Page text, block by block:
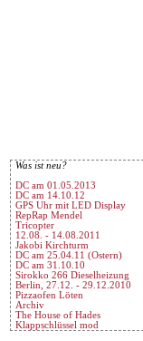
Was ist neu?
DC am 01.05.2013
DC am 14.10.12
GPS Uhr mit LED Display
RepRap Mendel
Tricopter
12.08. - 14.08.2011
Jakobi Kirchturm
DC am 25.04.11 (Ostern)
DC am 31.10.10
Sirokko 266 Dieselheizung
Berlin, 27.12. - 29.12.2010
Pizzaofen Löten
Archiv
The House of Hades
Klappschlüssel mod